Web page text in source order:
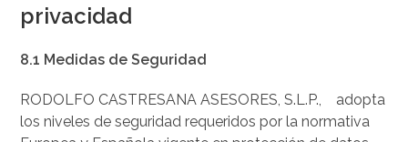
privacidad
8.1 Medidas de Seguridad
RODOLFO CASTRESANA ASESORES, S.L.P., adopta
los niveles de seguridad requeridos por la normativa